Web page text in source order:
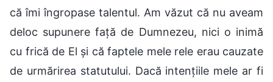
că îmi îngropase talentul. Am văzut că nu aveam
deloc supunere față de Dumnezeu, nici o inimă
cu frică de El și că faptele mele rele erau cauzate
de urmărirea statutului. Dacă intențiile mele ar fi